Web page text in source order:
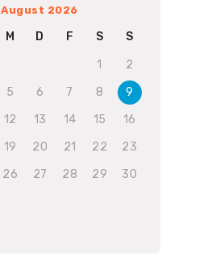
August 2026
M D F S S
1
2
5 6 7 8
9
12 13 14 15
16
19 20 21 22
23
26 27 28 29
30